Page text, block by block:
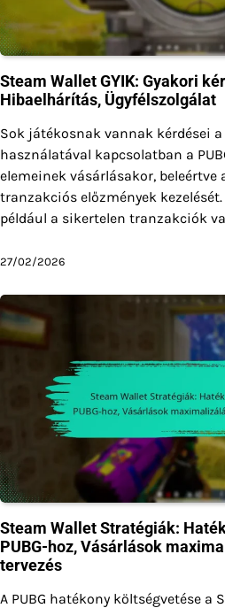
Steam Wallet GYIK: Gyakori
Hibaelhárítás, Ügyfélszolgálat
Sok játékosnak vannak kérdései
használatával kapcsolatban a
elemeinek vásárlásakor,
tranzakciós előzmények
például a sikertelen tranzakciók
27/02/2026
Steam Wallet Stratégiák:
PUBG-hoz, Vásárlások
tervezés
A PUBG hatékony költségvetése a